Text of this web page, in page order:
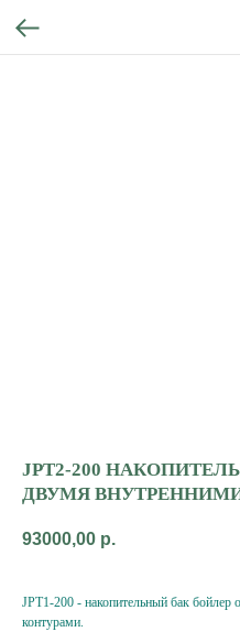
JPT2-200
ДВУМЯ
93000,00 р.
JPT1-200 - накопительный бак
контурами.